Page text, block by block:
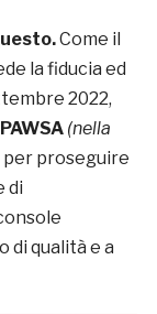
Come il
la fiducia ed
2022,
PAWSA(nella
per proseguire
di
di qualità e a